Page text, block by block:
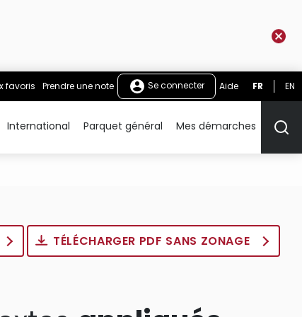
favoris Prendre une note Se connecter Aide FR EN
International Parquet général Mes démarches
TÉLÉCHARGER PDF SANS ZONAGE